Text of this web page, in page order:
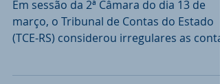
aos cofres públicos
Em sessão da 2ª Câmara do dia 13 de
(TCE-RS) considerou irregulares as